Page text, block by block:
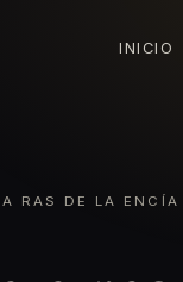
INICIO
RAS DE LA ENCÍA